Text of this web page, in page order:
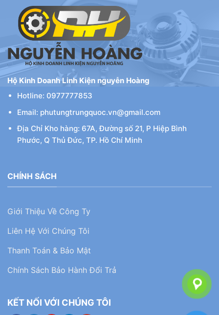
Hộ Kinh Doanh Linh Kiện nguyễn Hoàng
Hotline: 0977777853
Email: phutungtrungquoc.vn@gmail.com
Địa Chỉ Kho hàng: 67A, Đường số 21, P Hiệp Bình
Phước, Q Thủ Đức, TP. Hồ Chí Minh
CHÍNH SÁCH
Giới Thiệu Về Công Ty
Liên Hệ Với Chúng Tôi
Thanh Toán & Bảo Mật
Chính Sách Bảo Hành Đổi Trả
KẾT NỐI VỚI CHÚNG TÔI